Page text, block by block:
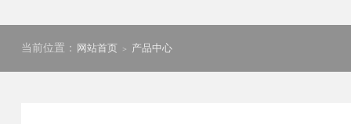
网站首页 ＞ 产品中心
当前位置：